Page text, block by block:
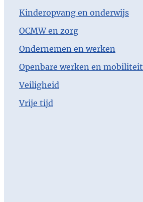
Kinderopvang en onderwijs
OCMW en zorg
Ondernemen en werken
Openbare werken en mobiliteit
Veiligheid
Vrije tijd